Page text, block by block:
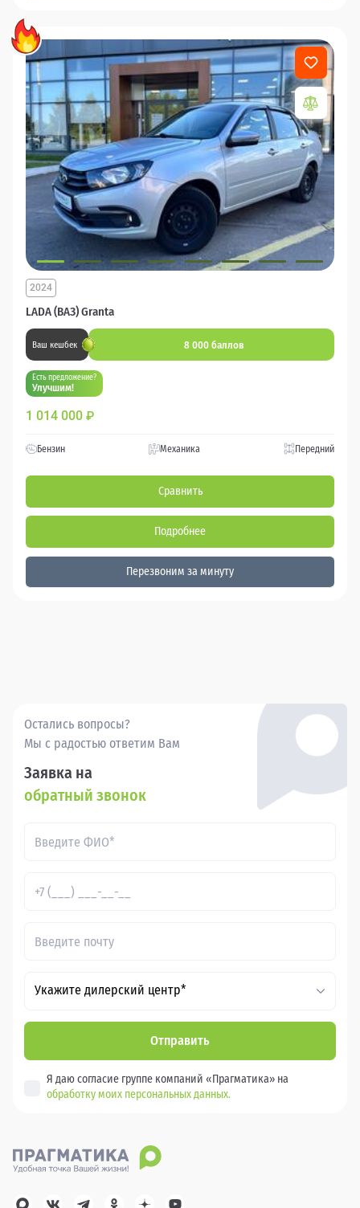
LADA (ВАЗ) Granta
2024
Ваш кешбек 8 000 баллов
Есть предложение?
Улучшим!
1 014 000 ₽
Бензин Механика Передний
Сравнить
Подробнее
Перезвоним за минуту
Остались вопросы?
Мы с радостью ответим Вам
Заявка на
обратный звонок
Укажите дилерский центр*
Отправить
Я даю согласие группе компаний «Прагматика» на
обработку моих персональных данных.